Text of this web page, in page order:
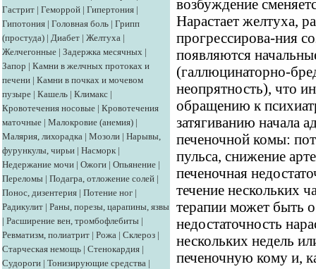
Гастрит | Геморрой | Гипертония |
Гипотония | Головная боль | Грипп
(простуда) | Диабет | Желтуха |
Желчегонные | Задержка месячных |
Запор | Камни в желчных протоках и
печени | Камни в почках и мочевом
пузыре | Кашель | Климакс |
Кровотечения носовые | Кровотечения
маточные | Малокровие (анемия) |
Малярия, лихорадка | Мозоли | Нарывы,
фурункулы, чирьи | Насморк |
Недержание мочи | Ожоги | Опьянение |
Переломы | Подагра, отложение солей |
Понос, дизентерия | Потение ног |
Радикулит | Раны, порезы, царапины, язвы
| Расширение вен, тромбофлебиты |
Ревматизм, полиатрит | Рожа | Склероз |
Старческая немощь | Стенокардия |
Судороги | Тонизирующие средства |
возбуждение
Нарастает желтуха,
прогрессирова-ния
появляются
(галлюцинаторно-
неопрятность), что
обращению к
затягиванию начала
печеночной комы:
пульса, снижение
печеночная
течение нескольких
терапии может быть
недостаточность
нескольких недель
печеночную кому и,